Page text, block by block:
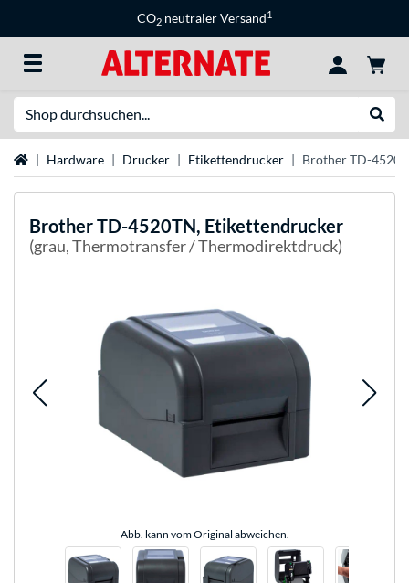
CO2 neutraler Versand1
StartseiteHardware Drucker Etikettendrucker Brother TD-
BrotherTD-4520TN, Etikettendrucker
(grau, Thermotransfer / Thermodirektdruck)
Abb. kann vom Original abweichen.